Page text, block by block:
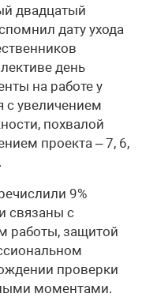
двадцатый
дату ухода
день
на работе у
с увеличением
похвалой
проекта – 7, 6,
9%
связаны с
работы, защитой
проверки
моментами.